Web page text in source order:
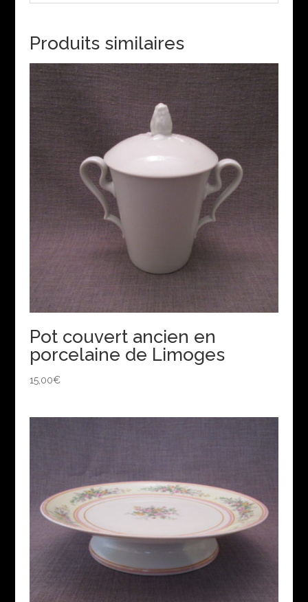
Produits similaires
Pot couvert ancien en
porcelaine de Limoges
15,00€